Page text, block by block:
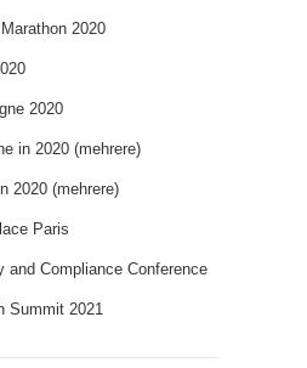
2020
2020
in 2020 (mehrere)
2020 (mehrere)
Paris
and Compliance Conference
Summit 2021